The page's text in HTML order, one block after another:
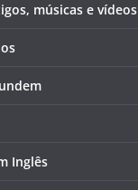
músicas e vídeos
Inglês